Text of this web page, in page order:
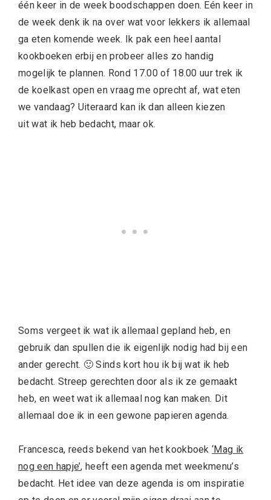
één keer in de week boodschappen doen. Eén keer in
de week denk ik na over wat voor lekkers ik allemaal
ga eten komende week. Ik pak een heel aantal
kookboeken erbij en probeer alles zo handig
mogelijk te plannen. Rond 17.00 of 18.00 uur trek ik
de koelkast open en vraag me oprecht af, wat eten
we vandaag? Uiteraard kan ik dan alleen kiezen
uit wat ik heb bedacht, maar ok.
Soms vergeet ik wat ik allemaal gepland heb, en
gebruik dan spullen die ik eigenlijk nodig had bij een
ander gerecht. 🙂 Sinds kort hou ik bij wat ik heb
bedacht. Streep gerechten door als ik ze gemaakt
heb, en weet wat ik allemaal nog kan maken. Dit
allemaal doe ik in een gewone papieren agenda.
Francesca, reeds bekend van het kookboek‘Mag ik
nog een hapje’, heeft een agenda met weekmenu’s
bedacht. Het idee van deze agenda is om inspiratie